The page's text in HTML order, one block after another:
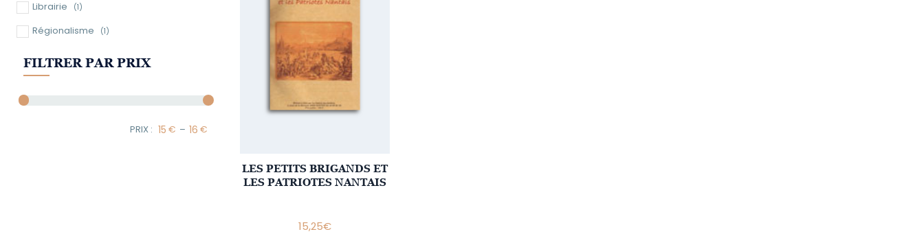
LES PETITS BRIGANDS ET
LES PATRIOTES NANTAIS
15,25€
Librairie (1)
Régionalisme (1)
FILTRER PAR PRIX
Minimum Price
–
Maximum Price